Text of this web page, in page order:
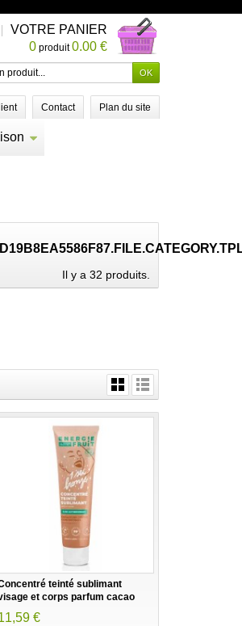
VOTRE PANIER
0 produit0.00 €
Contact Plan du site
Il y a 32 produits.
teinté sublimant
et corps parfum cacao
€